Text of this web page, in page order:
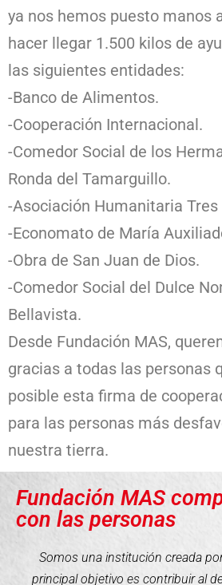
ya nos hemos puesto manos
hacer llegar 1.500 kilos de
las siguientes entidades:
-Banco de Alimentos.
-Cooperación Internacional.
-Comedor Social de los
Ronda del Tamarguillo.
-Asociación Humanitaria Tres
-Economato de María
-Obra de San Juan de Dios.
-Comedor Social del Dulce
Bellavista.
Desde Fundación MAS,
gracias a todas las personas
posible esta firma de
para las personas más
nuestra tierra.
Fundación MAS
con las personas
Somos una institución creada
principal objetivo es contribuir al